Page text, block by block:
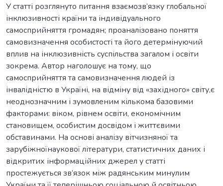
У статті розглянуто питання взаємозв’язку глобальної
інклюзивності країни та індивідуального
самосприйняття громадян; проаналізовано поняття
самовизначення особистості та його детермінуючий
вплив на інклюзивність суспільства загалом і освіти
зокрема. Автор наголошує на тому, що
самосприйняття та самовизначення людей із
інвалідністю в Україні, на відміну від «західного» світу,є
неоднозначним і зумовленим кількома базовими
факторами: віком, рівнем освіти, економічним
становищем, особистим досвідом і життєвими
обставинами. На основі аналізу вітчизняної та
зарубіжноїнаукової літератури, статистичних даних і
відкритих інформаційних джерел у статті
простежується зв’язок між радянським минулим